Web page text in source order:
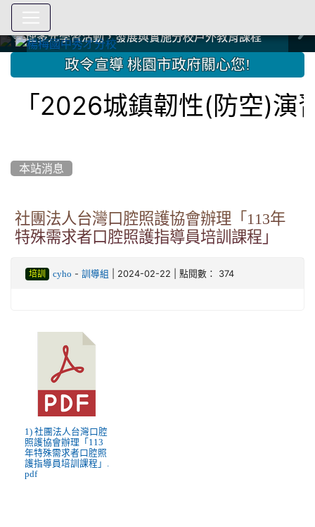
中國信託商業銀行 2023.04.22 愛傳球計畫
中國信託商業銀行 2023.04.22 愛傳球計畫
辦理多元學習活動，發展與實施分校戶外教育課程
辦理多元學習活動，發展與實施分校戶外教育課程
爭取社會資源，傳愛與溫暖：2024.3.19 桃園市家長會與桃
園女子美容商業童也工會義剪活動
爭取社會資源，傳愛與溫暖：2024.3.19 桃園市家長會與桃
園女子美容商業童也工會義剪活動
112學年度畢業學生與師長合照
112學年度畢業學生與師長合照
辦理多元學習活動，發展與實施分校戶外教育課程
辦理多元學習活動，發展與實施分校戶外教育課程
爭取社會資源，傳愛與溫暖：110.12.22 國際獅子會與本校
師生歲末感恩活動
爭取社會資源，傳愛與溫暖：110.12.22 國際獅子會與本校
師生歲末感恩活動
爭取社會資源，傳愛與溫暖：110.12.22 國際獅子會贈送本
校學生耶誕禮物
爭取社會資源，傳愛與溫暖：110.12.22 國際獅子會贈送本
校學生耶誕禮物
112.9.27參觀客家博覽會
112.9.27參觀客家博覽會
2023.12.27 國際獅子會贈送本校學生耶誕禮物
2023.12.27 國際獅子會贈送本校學生耶誕禮物
2023.12.27 國際獅子會贊助本校學生獎助學金
2023.12.27 國際獅子會贊助本校學生獎助學金
2023.12.27 聖誕感恩歌謠競賽；本校師生與國際獅子會獅
兄、師姐同樂
2023.12.27 聖誕感恩歌謠競賽；本校師生與國際獅子會獅
兄、師姐同樂
建置優質學習空間；合作互惠，建立良善公共關係
建置優質學習空間；合作互惠，建立良善公共關係
::: 政令宣導 桃園市政府關心您!
城鎮韌性(防空)演習」
本站消息
社團法人台灣口腔照護協會辦理「113年
特殊需求者口腔照護指導員培訓課程」
培訓 cyho - 訓導組 | 2024-02-22 | 點閱數： 374
1) 社團法人台灣口腔
照護協會辦理「113
年特殊需求者口腔照
護指導員培訓課程」.
pdf